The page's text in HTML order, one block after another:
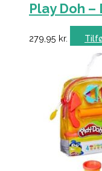
Play Doh
279,95 kr.